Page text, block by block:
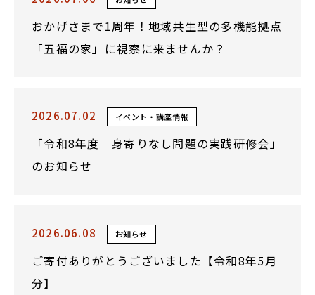
おかげさまで1周年！地域共生型の多機能拠点
「五福の家」に視察に来ませんか？
2026.07.02 イベント・講座情報
「令和8年度 身寄りなし問題の実践研修会」
のお知らせ
2026.06.08 お知らせ
ご寄付ありがとうございました【令和8年5月
分】